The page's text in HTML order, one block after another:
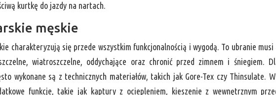
kurtkę do jazdy na nartach.
męskie
charakteryzują się przede wszystkim funkcjonalnością i wygodą. To ubranie musi
wiatroszczelne, oddychające oraz chronić przed zimnem i śniegiem.
wykonane są z technicznych materiałów, takich jak Gore-Tex czy Thinsulate.
funkcje, takie jak kaptury z ociepleniem, kieszenie z wewnętrznym